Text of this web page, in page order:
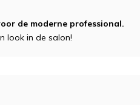
de moderne professional.
look in de salon!